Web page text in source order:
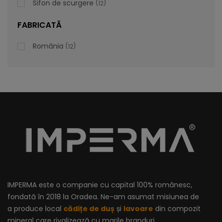
Sifon de scurgere 12
FABRICATĂ
România 12
IMPERMA este o companie cu capital 100% românesc,
fondată în 2018 la Oradea. Ne-am asumat misiunea de
a produce local cădițe de duș și lavoare din compozit